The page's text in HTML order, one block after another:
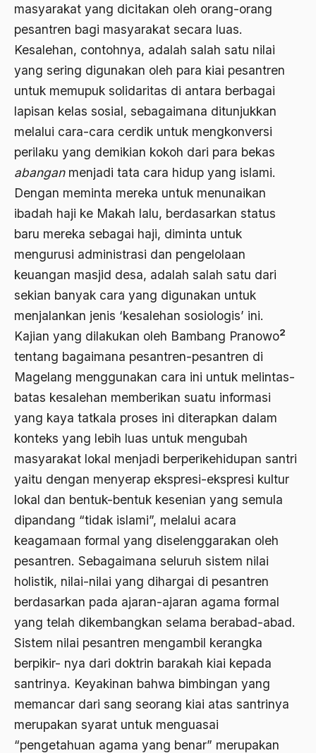
masyarakat yang dicitakan oleh orang-orang
pesantren bagi masyarakat secara luas.
Kesalehan, contohnya, adalah salah satu nilai
yang sering digunakan oleh para kiai pesantren
untuk memupuk solidaritas di antara berbagai
lapisan kelas sosial, sebagaimana ditunjukkan
melalui cara-cara cerdik untuk mengkonversi
perilaku yang demikian kokoh dari para bekas
abanganmenjadi tata cara hidup yang islami.
Dengan meminta mereka untuk menunaikan
ibadah haji ke Makah lalu, berdasarkan status
baru mereka sebagai haji, diminta untuk
mengurusi administrasi dan pengelolaan
keuangan masjid desa, adalah salah satu dari
sekian banyak cara yang digunakan untuk
menjalankan jenis ‘kesalehan sosiologis’ ini.
Kajian yang dilakukan oleh Bambang Pranowo2
tentang bagaimana pesantren-pesantren di
Magelang menggunakan cara ini untuk melintas-
batas kesalehan memberikan suatu informasi
yang kaya tatkala proses ini diterapkan dalam
konteks yang lebih luas untuk mengubah
masyarakat lokal menjadi berperikehidupan santri
yaitu dengan menyerap ekspresi-ekspresi kultur
lokal dan bentuk-bentuk kesenian yang semula
dipandang “tidak islami”, melalui acara
keagamaan formal yang diselenggarakan oleh
pesantren. Sebagaimana seluruh sistem nilai
holistik, nilai-nilai yang dihargai di pesantren
berdasarkan pada ajaran-ajaran agama formal
yang telah dikembangkan selama berabad-abad.
Sistem nilai pesantren mengambil kerangka
berpikir- nya dari doktrin barakah kiai kepada
santrinya. Keyakinan bahwa bimbingan yang
memancar dari sang seorang kiai atas santrinya
merupakan syarat untuk menguasai
“pengetahuan agama yang benar” merupakan
Asyura 1414
Atheisme
Aturan Hukum
Austro Melanesia
Ayat Al-Quran
Ayatullah Zanjani
Azyumardi Azra
bacaan mulia
Badan Usaha
Bagus Hadikusumo
Baha'i
baharuddin Aritonang
Bahasa Internasional
Bahasa melayu
Bahasa Nasional
Bahsul Masail
Baku Bae
bali
Bambang Pranomo
Bangladesh
bangsa
bangsa arab
Bangsa Berdaulat
Bangsa dan Negara
Bangsa Jawa